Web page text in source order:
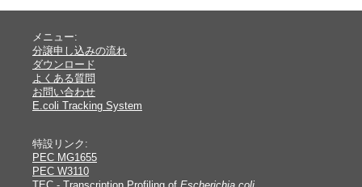
メニュー:
分譲申し込みの流れ
ダウンロード
よくある質問
お問い合わせ
E.coli Tracking System
特設リンク:
PEC MG1655
PEC W3110